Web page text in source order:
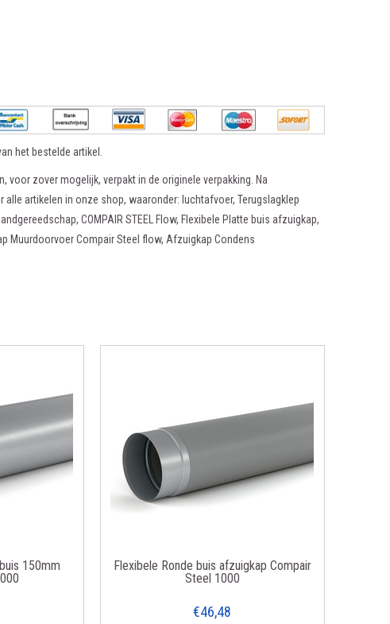
het bestelde artikel.
voor zover mogelijk, verpakt in de originele verpakking. Na
artikelen in onze shop, waaronder: luchtafvoer, Terugslagklep
COMPAIR STEEL Flow, Flexibele Platte buis afzuigkap,
Muurdoorvoer Compair Steel flow, Afzuigkap Condens
150mm
Flexibele Ronde buis afzuigkap Compair
Steel 1000
€46,48